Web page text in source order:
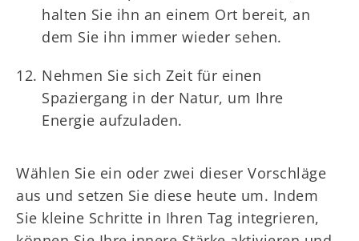
halten Sie ihn an einem Ort bereit, an
dem Sie ihn immer wieder sehen.
Nehmen Sie sich Zeit für einen
Spaziergang in der Natur, um Ihre
Energie aufzuladen.
Wählen Sie ein oder zwei dieser Vorschläge
aus und setzen Sie diese heute um. Indem
Sie kleine Schritte in Ihren Tag integrieren,